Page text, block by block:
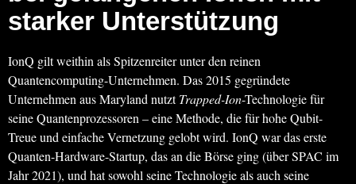
starker Unterstützung
IonQ gilt weithin als Spitzenreiter unter den reinen
Quantencomputing-Unternehmen. Das 2015 gegründete
Unternehmen aus Maryland nutztTrapped-Ion-Technologie für
seine Quantenprozessoren – eine Methode, die für hohe Qubit-
Treue und einfache Vernetzung gelobt wird. IonQ war das erste
Quanten-Hardware-Startup, das an die Börse ging (über SPAC im
Jahr 2021), und hat sowohl seine Technologie als auch seine